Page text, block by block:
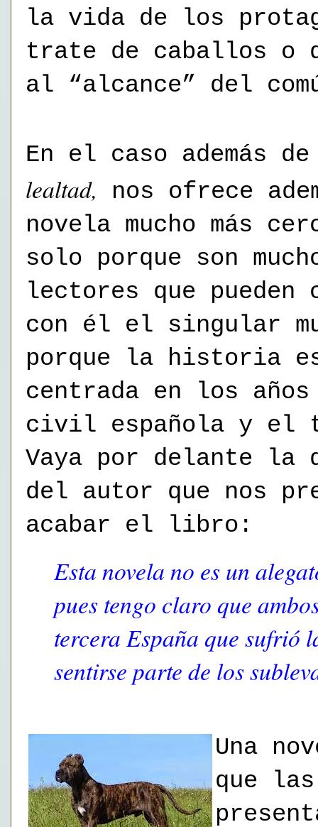
la vida de los
trate de caballos o
al “alcance” del
En el caso además
lealtad, nos ofrece
novela mucho más
solo porque son
lectores que pueden
con él el singular
porque la historia
centrada en los
civil española y el
Vaya por delante la
del autor que nos
acabar el libro:
Esta novela no es un
pues tengo claro que
tercera España que sufrió
sentirse parte de los
Una
que